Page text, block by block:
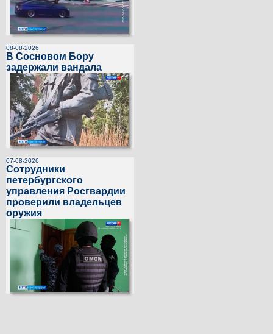
08-08-2026
В Сосновом Бору
задержали вандала
07-08-2026
Сотрудники
петербургского
управления Росгвардии
проверили владельцев
оружия